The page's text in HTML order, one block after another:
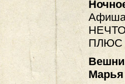
ПЛЮС
Марья